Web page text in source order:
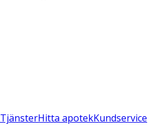
TjänsterHitta apotekKundservice